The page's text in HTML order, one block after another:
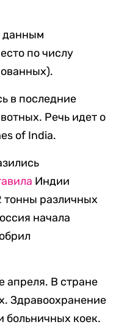
данным
по числу
в последние
Речь идет о
of India.
Индии
тонны различных
начала
апреля. В стране
Здравоохранение
больничных коек.